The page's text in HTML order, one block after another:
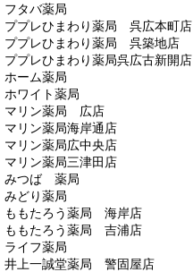
フタバ薬局
ププレひまわり薬局 呉広本町店
ププレひまわり薬局 呉築地店
ププレひまわり薬局呉広古新開店
ホーム薬局
ホワイト薬局
マリン薬局 広店
マリン薬局海岸通店
マリン薬局広中央店
マリン薬局三津田店
みつば 薬局
みどり薬局
ももたろう薬局 海岸店
ももたろう薬局 吉浦店
ライフ薬局
井上一誠堂薬局 警固屋店